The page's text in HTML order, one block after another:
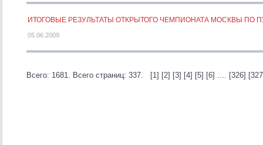
ИТОГОВЫЕ РЕЗУЛЬТАТЫ ОТКРЫТОГО ЧЕМПИОНАТА МОСКВЫ ПО
05.06.2009
Всего: 1681. Всего страниц: 337. [1] [2] [3] [4] [5] [6] [326]